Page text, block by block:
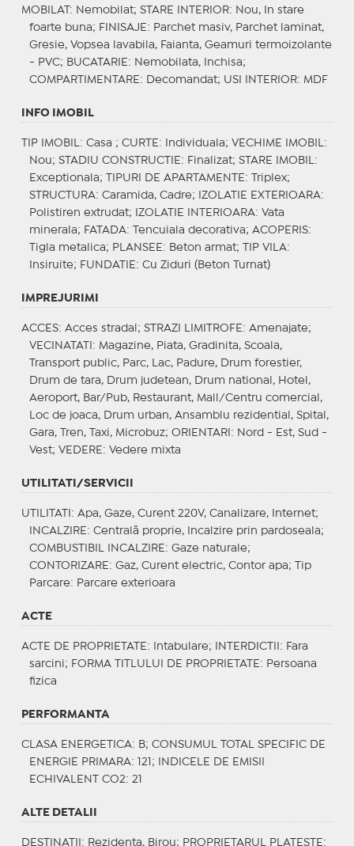
MOBILAT : Nemobilat; STARE INTERIOR: Nou, In stare
foarte buna; FINISAJE : Parchet masiv, Parchet laminat,
Gresie, Vopsea lavabila, Faianta, Geamuri termoizolante
- PVC; BUCATARIE : Nemobilata, Inchisa;
COMPARTIMENTARE : Decomandat; USI INTERIOR: MDF
INFO IMOBIL
TIP IMOBIL : Casa ; CURTE : Individuala; VECHIME IMOBIL :
Nou; STADIU CONSTRUCTIE : Finalizat; STARE IMOBIL :
Exceptionala;
TIPURI DE APARTAMENTE : Triplex;
STRUCTURA: Caramida, Cadre; IZOLATIE EXTERIOARA:
Polistiren extrudat;
IZOLATIE INTERIOARA: Vata
minerala; FATADA: Tencuiala decorativa; ACOPERIS:
Tigla metalica; PLANSEE : Beton armat; TIP VILA:
Insiruite; FUNDATIE : Cu Ziduri (Beton Turnat)
IMPREJURIMI
ACCES: Acces stradal; STRAZI LIMITROFE : Amenajate;
VECINATATI : Magazine, Piata, Gradinita, Scoala,
Transport public, Parc, Lac, Padure, Drum forestier,
Drum de tara, Drum judetean, Drum national, Hotel,
Aeroport, Bar/Pub, Restaurant, Mall/Centru comercial,
Loc de joaca, Drum urban, Ansamblu rezidential, Spital,
Gara, Tren, Taxi, Microbuz; ORIENTARI : Nord - Est, Sud -
Vest; VEDERE : Vedere mixta
UTILITATI/SERVICII
UTILITATI : Apa, Gaze, Curent 220V, Canalizare, Internet;
INCALZIRE : Centrală proprie, Incalzire prin pardoseala;
COMBUSTIBIL INCALZIRE : Gaze naturale;
CONTORIZARE : Gaz, Curent electric, Contor apa;
Tip
Parcare: Parcare exterioara
ACTE
ACTE DE PROPRIETATE : Intabulare; INTERDICTII : Fara
sarcini; FORMA TITLULUI DE PROPRIETATE : Persoana
fizica
PERFORMANTA
CLASA ENERGETICA: B; CONSUMUL TOTAL SPECIFIC DE
ENERGIE PRIMARA: 121;
INDICELE DE EMISII
ECHIVALENT CO2: 21
ALTE DETALII
DESTINATII : Rezidenta, Birou; PROPRIETARUL PLATESTE :